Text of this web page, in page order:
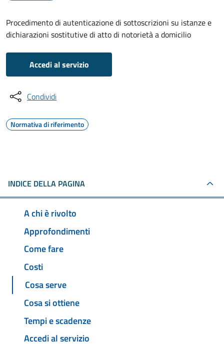
Procedimento di autenticazione di sottoscrizioni su istanze e
dichiarazioni sostitutive di atto di notorietà a domicilio
Accedi al servizio
Condividi
Normativa di riferimento
INDICE DELLA PAGINA
A chi è rivolto
Approfondimenti
Come fare
Costi
Cosa serve
Cosa si ottiene
Tempi e scadenze
Accedi al servizio